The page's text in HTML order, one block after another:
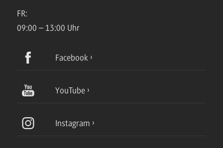
FR:
09:00 – 13:00 Uhr
Facebook
YouTube
Instagram